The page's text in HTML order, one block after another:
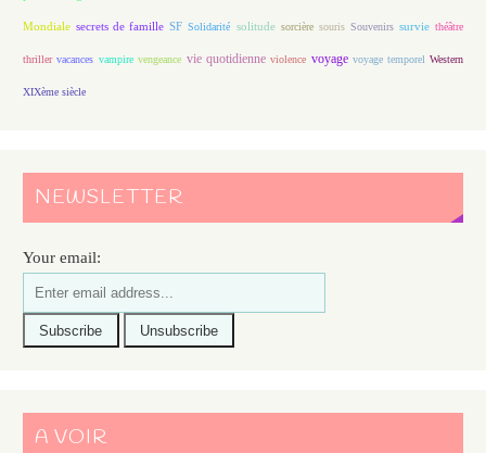
Mondiale secrets de famille SF Solidarité solitude sorcière souris Souvenirs survie théâtre
thriller vacances vampire vengeance vie quotidienne violence voyage voyage temporel Western
XIXème siècle
NEWSLETTER
Your email:
A VOIR